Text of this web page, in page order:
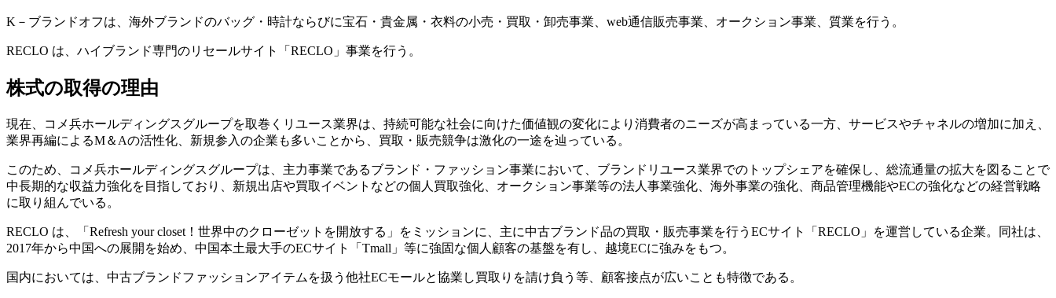
K－ブランドオフは、海外ブランドのバッグ・時計ならびに宝石・貴金属・衣料の小売・買取・卸売事業、web通信販売事業、オークション事業、質業を行う。
RECLO は、ハイブランド専門のリセールサイト「RECLO」事業を行う。
株式の取得の理由
現在、コメ兵ホールディングスグループを取巻くリユース業界は、持続可能な社会に向けた価値観の変化により消費者のニーズが高まっている一方、サービスやチャネルの増加に加え、
業界再編によるM＆Aの活性化、新規参入の企業も多いことから、買取・販売競争は激化の一途を辿っている。
このため、コメ兵ホールディングスグループは、主力事業であるブランド・ファッション事業において、ブランドリユース業界でのトップシェアを確保し、総流通量の拡大を図ることで
中長期的な収益力強化を目指しており、新規出店や買取イベントなどの個人買取強化、オークション事業等の法人事業強化、海外事業の強化、商品管理機能やECの強化などの経営戦略
に取り組んでいる。
RECLO は、「Refresh your closet！世界中のクローゼットを開放する」をミッションに、主に中古ブランド品の買取・販売事業を行うECサイト「RECLO」を運営している企業。同社は、
2017年から中国への展開を始め、中国本土最大手のECサイト「Tmall」等に強固な個人顧客の基盤を有し、越境ECに強みをもつ。
国内においては、中古ブランドファッションアイテムを扱う他社ECモールと協業し買取りを請け負う等、顧客接点が広いことも特徴である。